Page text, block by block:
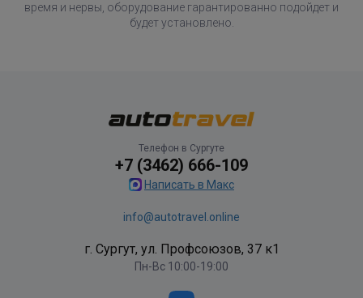
время и нервы, оборудование гарантированно подойдет и
будет установлено.
Телефон в Сургуте
+7 (3462) 666-109
Написать в Макс
info@autotravel.online
г. Сургут, ул. Профсоюзов, 37 к1
Пн-Вс 10:00-19:00